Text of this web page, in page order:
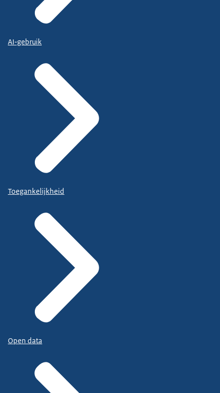
AI-gebruik
Toegankelijkheid
Open data